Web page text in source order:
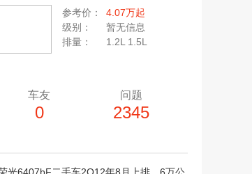
参考价：
4.07万起
级别：
暂无信息
排量：
1.2L 1.5L
车友
0
问题
2345